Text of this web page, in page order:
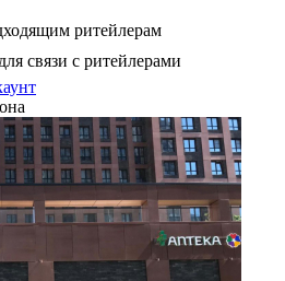
ритейлерам
связи с ритейлерами